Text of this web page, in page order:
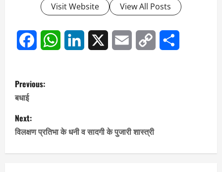
Visit Website View All Posts
FacebookWhatsAppLinkedIn Email
Copy
P
o
s
t
Previous:
बधाई
Next:
विलक्षण प्रतिभा के धनी व सादगी के पुजारी शास्त्री